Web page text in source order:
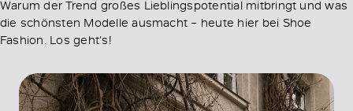
Warum der Trend großes Lieblingspotential mitbringt und was
die schönsten Modelle ausmacht – heute hier bei Shoe
Fashion. Los geht’s!